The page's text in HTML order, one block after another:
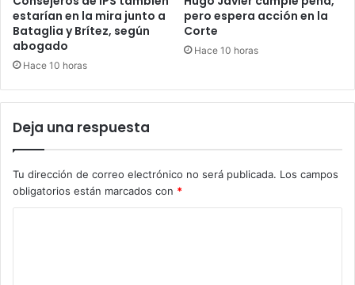
estarían en la mira junto a
Bataglia y Brítez, según
abogado
Hace 10 horas
pero espera acción en la
Corte
Hace 10 horas
Deja una respuesta
Tu dirección de correo electrónico no será publicada. Los campos
obligatorios están marcados con *